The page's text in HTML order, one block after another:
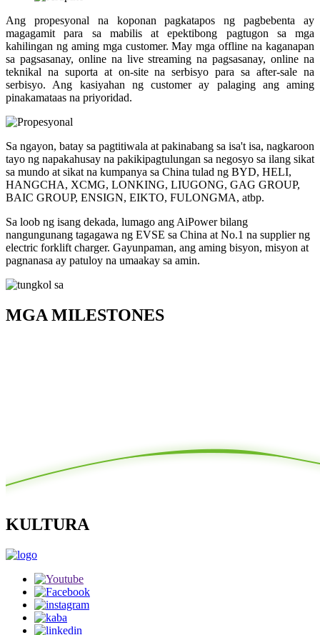
Ang propesyonal na koponan pagkatapos ng pagbebenta ay
magagamit para sa mabilis at epektibong pagtugon sa mga
kahilingan ng aming mga customer. May mga offline na kaganapan
sa pagsasanay, online na live streaming na pagsasanay, online na
teknikal na suporta at on-site na serbisyo para sa after-sale na
serbisyo. Ang kasiyahan ng customer ay palaging ang aming
pinakamataas na priyoridad.
Sa ngayon, batay sa pagtitiwala at pakinabang sa isa't isa, nagkaroon
tayo ng napakahusay na pakikipagtulungan sa negosyo sa ilang sikat
sa mundo at sikat na kumpanya sa China tulad ng BYD, HELI,
HANGCHA, XCMG, LONKING, LIUGONG, GAG GROUP,
BAIC GROUP, ENSIGN, EIKTO, FULONGMA, atbp.
Sa loob ng isang dekada, lumago ang AiPower bilang
nangungunang tagagawa ng EVSE sa China at No.1 na supplier ng
electric forklift charger. Gayunpaman, ang aming bisyon, misyon at
pagnanasa ay patuloy na umaakay sa amin.
MGA MILESTONES
KULTURA